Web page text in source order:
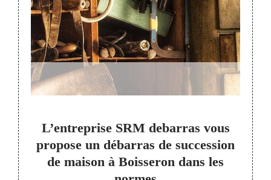
le
L’entreprise SRM debarras vous
propose un débarras de succession
de maison à Boisseron dans les